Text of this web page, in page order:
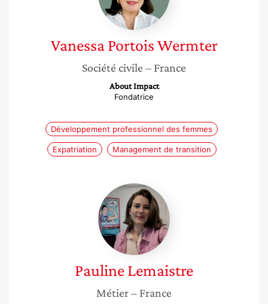
Vanessa Portois Wermter
Société civile – France
About Impact
Fondatrice
Développement professionnel des femmes
Expatriation Management de transition
Pauline
Lemaistre
PaulineLemaistre
Métier– France